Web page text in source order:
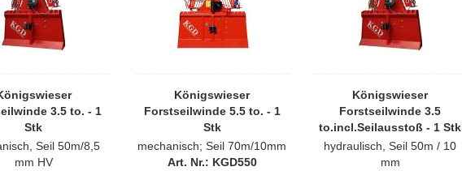
3.5 to. - 1
Stk
Seil 50m/8,5
mm HV
Königswieser
Forstseilwinde 5.5 to. - 1
Stk
mechanisch; Seil 70m/10mm
Art. Nr.: KGD550
Königswieser
Forstseilwinde 3.5
to.incl.Seilausstoß - 1 Stk
hydraulisch, Seil 50m / 10
mm